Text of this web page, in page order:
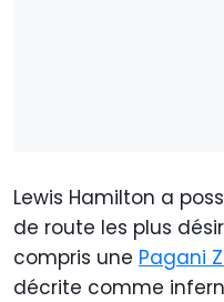
Lewis Hamilton a
de route les plus
compris une Pagani
décrite comme